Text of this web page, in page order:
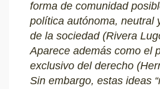
forma de comunidad
política autónoma, neutral
de la sociedad (Rivera
Aparece además como el
exclusivo del derecho
Sin embargo, estas ideas